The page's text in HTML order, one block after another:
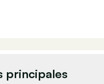
principales